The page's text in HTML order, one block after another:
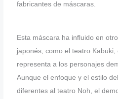
fabricantes de máscaras.
Esta máscara ha influido en
japonés, como el teatro Kabuki,
representa a los personajes
Aunque el enfoque y el estilo
diferentes al teatro Noh, el